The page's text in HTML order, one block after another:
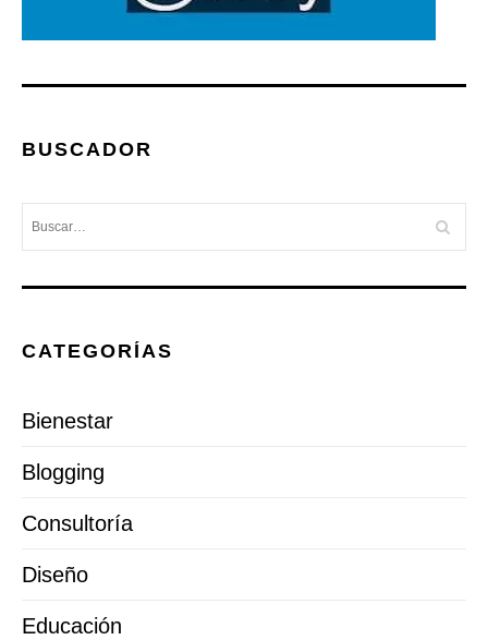
BUSCADOR
CATEGORÍAS
Bienestar
Blogging
Consultoría
Diseño
Educación